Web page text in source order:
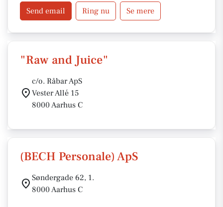
Send email Ring nu Se mere
"Raw and Juice"
c/o. Råbar ApS
Vester Allé 15
8000 Aarhus C
(BECH Personale) ApS
Søndergade 62, 1.
8000 Aarhus C